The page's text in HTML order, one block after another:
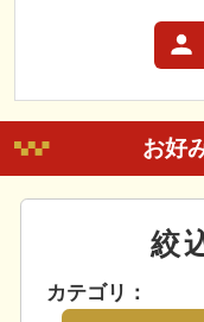
お好
絞
カテゴリ：